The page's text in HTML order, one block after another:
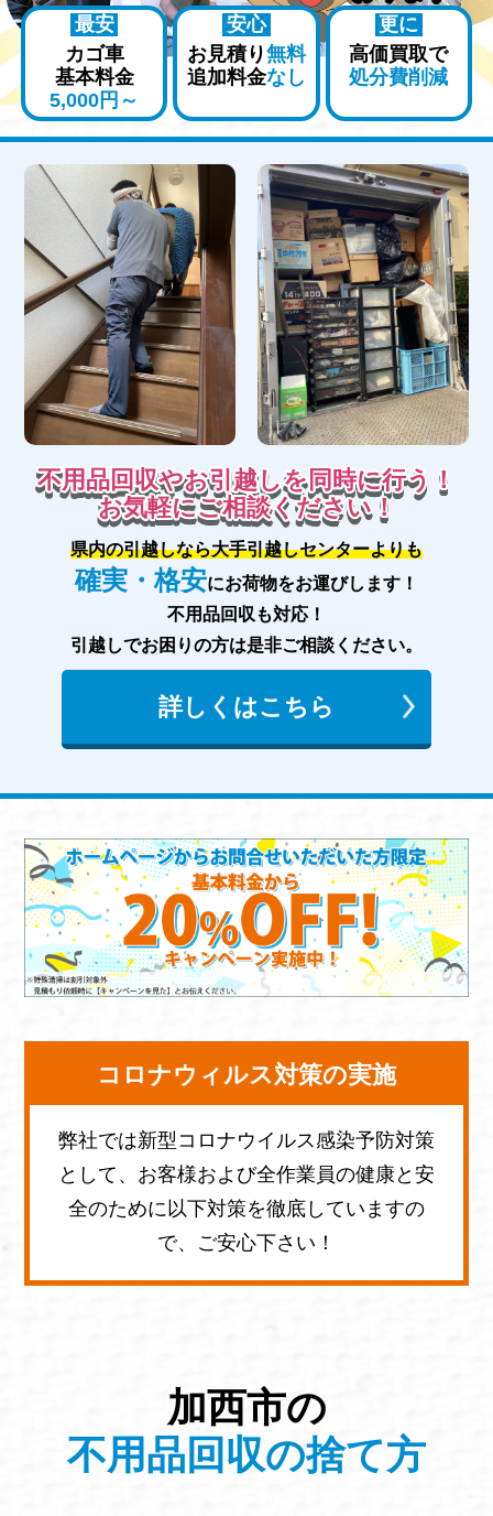
最安
カゴ車
基本料金
5,000円～
安心
お見積り無料
追加料金なし
更に
高価買取で
処分費削減
不用品回収やお引越しを同時に行う！
お気軽にご相談ください！
県内の引越しなら大手引越しセンターよりも
確実・格安にお荷物をお運びします！
不用品回収も対応！
引越しでお困りの方は是非ご相談ください。
詳しくはこちら
コロナウィルス対策の実施
弊社では新型コロナウイルス感染予防対策
として、お客様および全作業員の健康と安
全のために以下対策を徹底していますの
で、ご安心下さい！
加西市の
不用品回収の捨て方